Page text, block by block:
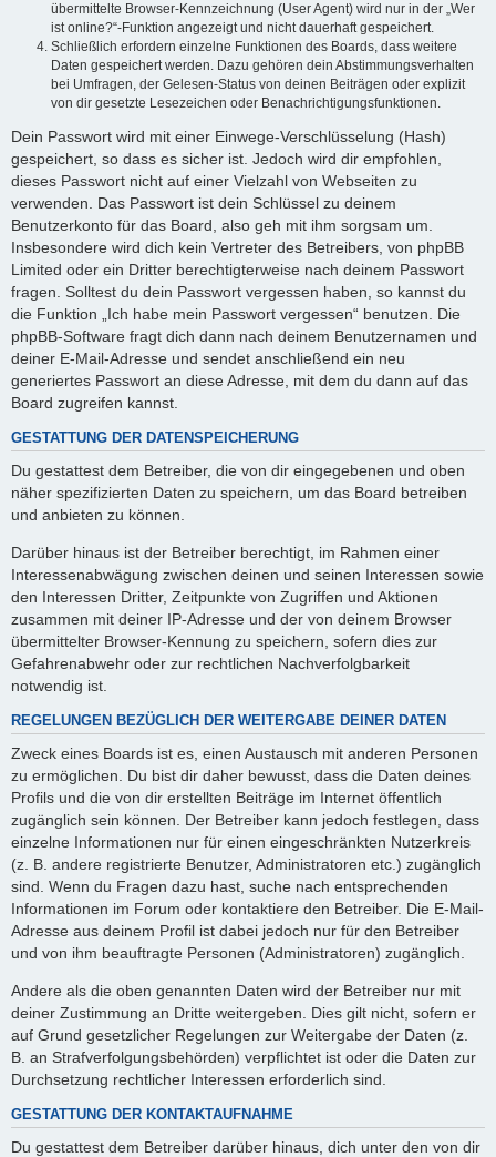
übermittelte Browser-Kennzeichnung (User Agent) wird nur in der „Wer
ist online?“-Funktion angezeigt und nicht dauerhaft gespeichert.
Schließlich erfordern einzelne Funktionen des Boards, dass weitere
Daten gespeichert werden. Dazu gehören dein Abstimmungsverhalten
bei Umfragen, der Gelesen-Status von deinen Beiträgen oder explizit
von dir gesetzte Lesezeichen oder Benachrichtigungsfunktionen.
Dein Passwort wird mit einer Einwege-Verschlüsselung (Hash)
gespeichert, so dass es sicher ist. Jedoch wird dir empfohlen,
dieses Passwort nicht auf einer Vielzahl von Webseiten zu
verwenden. Das Passwort ist dein Schlüssel zu deinem
Benutzerkonto für das Board, also geh mit ihm sorgsam um.
Insbesondere wird dich kein Vertreter des Betreibers, von phpBB
Limited oder ein Dritter berechtigterweise nach deinem Passwort
fragen. Solltest du dein Passwort vergessen haben, so kannst du
die Funktion „Ich habe mein Passwort vergessen“ benutzen. Die
phpBB-Software fragt dich dann nach deinem Benutzernamen und
deiner E-Mail-Adresse und sendet anschließend ein neu
generiertes Passwort an diese Adresse, mit dem du dann auf das
Board zugreifen kannst.
GESTATTUNG DER DATENSPEICHERUNG
Du gestattest dem Betreiber, die von dir eingegebenen und oben
näher spezifizierten Daten zu speichern, um das Board betreiben
und anbieten zu können.
Darüber hinaus ist der Betreiber berechtigt, im Rahmen einer
Interessenabwägung zwischen deinen und seinen Interessen sowie
den Interessen Dritter, Zeitpunkte von Zugriffen und Aktionen
zusammen mit deiner IP-Adresse und der von deinem Browser
übermittelter Browser-Kennung zu speichern, sofern dies zur
Gefahrenabwehr oder zur rechtlichen Nachverfolgbarkeit
notwendig ist.
REGELUNGEN BEZÜGLICH DER WEITERGABE DEINER DATEN
Zweck eines Boards ist es, einen Austausch mit anderen Personen
zu ermöglichen. Du bist dir daher bewusst, dass die Daten deines
Profils und die von dir erstellten Beiträge im Internet öffentlich
zugänglich sein können. Der Betreiber kann jedoch festlegen, dass
einzelne Informationen nur für einen eingeschränkten Nutzerkreis
(z. B. andere registrierte Benutzer, Administratoren etc.) zugänglich
sind. Wenn du Fragen dazu hast, suche nach entsprechenden
Informationen im Forum oder kontaktiere den Betreiber. Die E-Mail-
Adresse aus deinem Profil ist dabei jedoch nur für den Betreiber
und von ihm beauftragte Personen (Administratoren) zugänglich.
Andere als die oben genannten Daten wird der Betreiber nur mit
deiner Zustimmung an Dritte weitergeben. Dies gilt nicht, sofern er
auf Grund gesetzlicher Regelungen zur Weitergabe der Daten (z.
B. an Strafverfolgungsbehörden) verpflichtet ist oder die Daten zur
Durchsetzung rechtlicher Interessen erforderlich sind.
GESTATTUNG DER KONTAKTAUFNAHME
Du gestattest dem Betreiber darüber hinaus, dich unter den von dir